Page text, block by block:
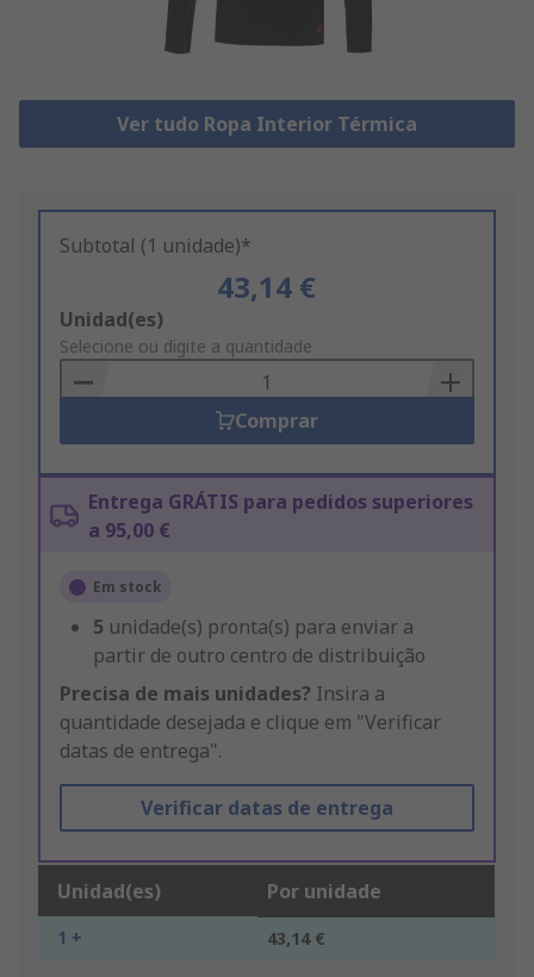
Ver tudo Ropa Interior Térmica
Subtotal (1 unidade)*
43,14 €
Add
to
Basket
Unidad(es)
Selecione ou digite a quantidade
Comprar
Entrega GRÁTIS para pedidos superiores
a 95,00 €
Em stock
5 unidade(s) pronta(s) para enviar a
partir de outro centro de distribuição
Precisa de mais unidades? Insira a
quantidade desejada e clique em "Verificar
datas de entrega".
Verificar datas de entrega
Unidad(es) Por unidade
1 + 43,14 €